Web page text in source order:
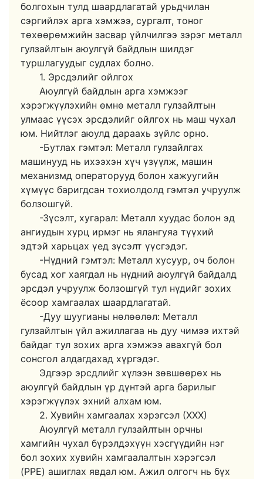
болгохын тулд шаардлагатай урьдчилан
сэргийлэх арга хэмжээ, сургалт, тоног
төхөөрөмжийн засвар үйлчилгээ зэрэг металл
гулзайлтын аюулгүй байдлын шилдэг
туршлагуудыг судлах болно.
1. Эрсдэлийг ойлгох
Аюулгүй байдлын арга хэмжээг
хэрэгжүүлэхийн өмнө металл гулзайлтын
улмаас үүсэх эрсдэлийг ойлгох нь маш чухал
юм. Нийтлэг аюулд дараахь зүйлс орно.
-Бутлах гэмтэл: Металл гулзайлгах
машинууд нь ихээхэн хүч үзүүлж, машин
механизмд операторууд болон хажуугийн
хүмүүс баригдсан тохиолдолд гэмтэл учруулж
болзошгүй.
-Зүсэлт, хугарал: Металл хуудас болон эд
ангиудын хурц ирмэг нь ялангуяа түүхий
эдтэй харьцах үед зүсэлт үүсгэдэг.
-Нүдний гэмтэл: Металл хусуур, оч болон
бусад хог хаягдал нь нүдний аюулгүй байдалд
эрсдэл учруулж болзошгүй тул нүдийг зохих
ёсоор хамгаалах шаардлагатай.
-Дуу шуугианы нөлөөлөл: Металл
гулзайлтын үйл ажиллагаа нь дуу чимээ ихтэй
байдаг тул зохих арга хэмжээ авахгүй бол
сонсгол алдагдахад хүргэдэг.
Эдгээр эрсдлийг хүлээн зөвшөөрөх нь
аюулгүй байдлын үр дүнтэй арга барилыг
хэрэгжүүлэх эхний алхам юм.
2. Хувийн хамгаалах хэрэгсэл (ХХХ)
Аюулгүй металл гулзайлтын орчны
хамгийн чухал бүрэлдэхүүн хэсгүүдийн нэг
бол зохих хувийн хамгаалалтын хэрэгсэл
(PPE) ашиглах явдал юм. Ажил олгогч нь бүх